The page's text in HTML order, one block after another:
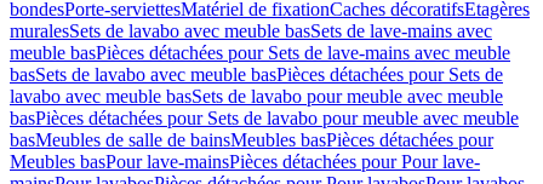
bondesPorte-serviettesMatériel de fixationCaches décoratifsEtagères
muralesSets de lavabo avec meuble basSets de lave-mains avec
meuble basPièces détachées pour Sets de lave-mains avec meuble
basSets de lavabo avec meuble basPièces détachées pour Sets de
lavabo avec meuble basSets de lavabo pour meuble avec meuble
basPièces détachées pour Sets de lavabo pour meuble avec meuble
basMeubles de salle de bainsMeubles basPièces détachées pour
Meubles basPour lave-mainsPièces détachées pour Pour lave-